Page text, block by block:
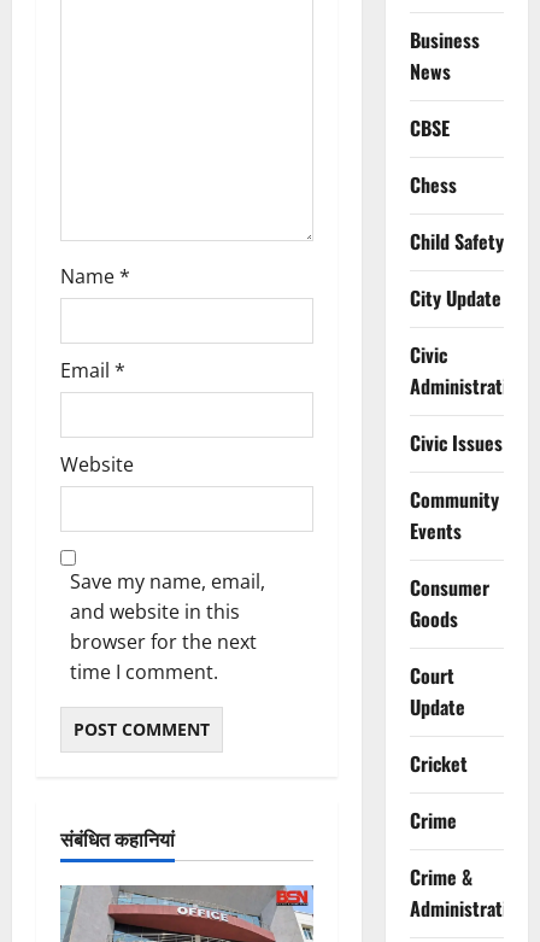
Name*
Email *
Website
Save my name, email,
and website in this
browser for the next
time I comment.
संबंधित कहानियां
Business
News
CBSE
Chess
Child Safety
City Update
Civic
Administration
Civic Issues
Community
Events
Consumer
Goods
Court
Update
Cricket
Crime
Crime &
Administration